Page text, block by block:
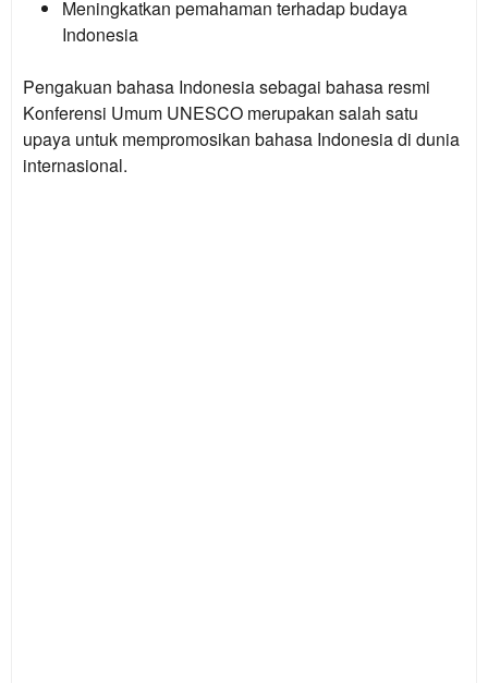
Meningkatkan pemahaman terhadap budaya
Indonesia
Pengakuan bahasa Indonesia sebagai bahasa resmi
Konferensi Umum UNESCO merupakan salah satu
upaya untuk mempromosikan bahasa Indonesia di dunia
internasional.